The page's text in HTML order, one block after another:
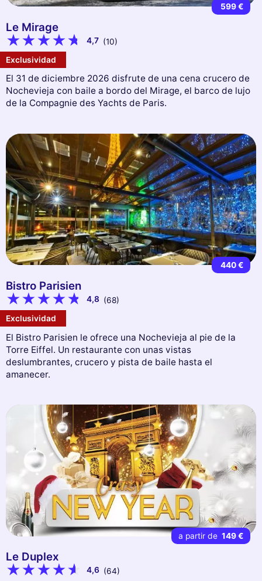
599 €
Le Mirage
4,7 (10)
Exclusividad
El 31 de diciembre 2026 disfrute de una cena crucero de
Nochevieja con baile a bordo del Mirage, el barco de lujo
de la Compagnie des Yachts de Paris.
440 €
Bistro Parisien
4,8 (68)
Exclusividad
El Bistro Parisien le ofrece una Nochevieja al pie de la
Torre Eiffel. Un restaurante con unas vistas
deslumbrantes, crucero y pista de baile hasta el
amanecer.
a partir de 149 €
Le Duplex
4,6 (64)